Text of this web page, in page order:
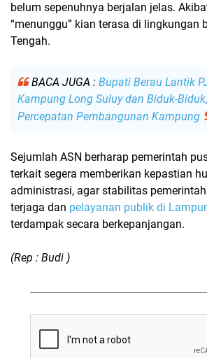
belum sepenuhnya berjalan jelas.
“menunggu” kian terasa di lingkungan
Tengah.
BACA JUGA : Bupati Berau Lantik
Kampung Long Suluy dan Biduk-
Percepatan Pembangunan Kampung
Sejumlah ASN berharap pemerintah
terkait segera memberikan kepastian
administrasi, agar stabilitas
terjaga dan pelayanan publik di
terdampak secara berkepanjangan.
(Rep : Budi )